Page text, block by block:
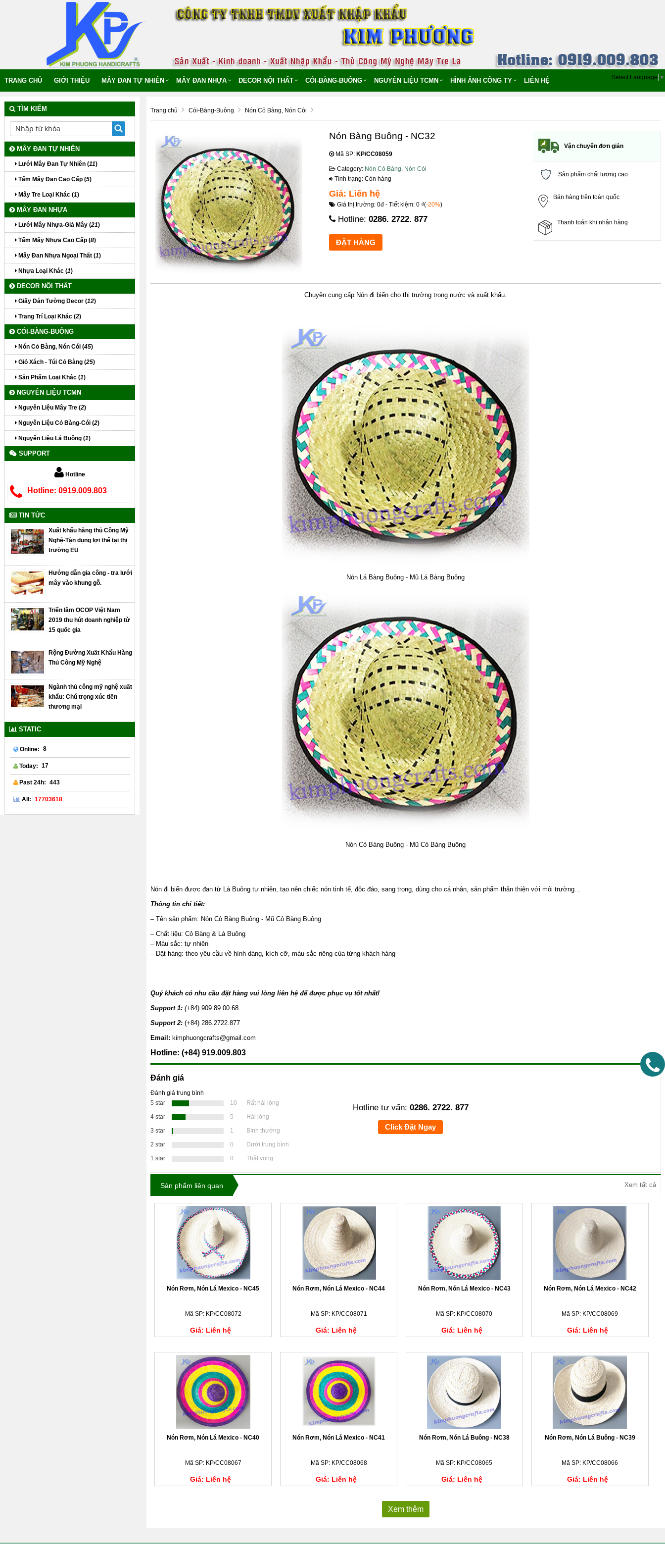
TRANG CHỦ GIỚI THIỆU MÂY ĐAN TỰ NHIÊN MÂY ĐAN NHỰA DECOR NỘI THẤT CÓI-BÀNG-BUÔNG NGUYÊN LIỆU TCMN HÌNH ẢNH CÔNG TY LIÊN HỆ Select Language ▼
Trang chủ Cói-Bàng-Buông Nón Cỏ Bàng, Nón Cói
Nón Bàng Buông - NC32
Mã SP: KP/CC08059
Category: Nón Cỏ Bàng, Nón Cói
Tình trạng: Còn hàng
Giá: Liên hệ
Giá thị trường: 0đ - Tiết kiệm: 0 ₫(-20%)
Hotline: 0286. 2722. 877
Vận chuyển đơn giản
Sản phẩm chất lượng cao
Bán hàng trên toàn quốc
Thanh toán khi nhận hàng
Chuyên cung cấp Nón đi biển cho thị trường trong nước và xuất khẩu.
Nón Lá Bàng Buông - Mũ Lá Bàng Buông
Nón Cỏ Bàng Buông - Mũ Cỏ Bàng Buông
Nón đi biển được đan từ Lá Buông tự nhiên, tạo nên chiếc nón tinh tế, độc đáo, sang trọng, dùng cho cá nhân, sản phẩm thân thiện với môi trường...
Thông tin chi tiết:
– Tên sản phẩm: Nón Cỏ Bàng Buông - Mũ Cỏ Bàng Buông
– Chất liệu: Cỏ Bàng & Lá Buông
– Màu sắc: tự nhiên
– Đặt hàng: theo yêu cầu về hình dáng, kích cỡ, màu sắc riêng của từng khách hàng
Quý khách có nhu cầu đặt hàng vui lòng liên hệ để được phục vụ tốt nhất!
Support 1: (+84) 909.89.00.68
Support 2: (+84) 286.2722.877
Email: kimphuongcrafts@gmail.com
Hotline: (+84) 919.009.803
Đánh giá
Đánh giá trung bình
5 star
10
Rất hài lòng
4 star
5
Hài lòng
3 star
1
Bình thường
2 star
0
Dưới trung bình
1 star
0 Thất vọng
Hotline tư vấn: 0286. 2722. 877
Click Đặt Ngay
Sản phẩm liên quan Xem tất cả
Nón Rơm, Nón Lá Mexico - NC45
Mã SP: KP/CC08072
Giá: Liên hệ
Nón Rơm, Nón Lá Mexico - NC44
Mã SP: KP/CC08071
Giá: Liên hệ
Nón Rơm, Nón Lá Mexico - NC43
Mã SP: KP/CC08070
Giá: Liên hệ
Nón Rơm, Nón Lá Mexico - NC42
Mã SP: KP/CC08069
Giá: Liên hệ
Nón Rơm, Nón Lá Mexico - NC40
Mã SP: KP/CC08067
Giá: Liên hệ
Nón Rơm, Nón Lá Mexico - NC41
Mã SP: KP/CC08068
Giá: Liên hệ
Nón Rơm, Nón Lá Buông - NC38
Mã SP: KP/CC08065
Giá: Liên hệ
Nón Rơm, Nón Lá Buông - NC39
Mã SP: KP/CC08066
Giá: Liên hệ
Xem thêm
TÌM KIẾM
MÂY ĐAN TỰ NHIÊN
Lưới Mây Đan Tự Nhiên (11)
Tấm Mây Đan Cao Cấp (5)
Mây Tre Loại Khác (1)
MÂY ĐAN NHỰA
Lưới Mây Nhựa-Giả Mây (21)
Tấm Mây Nhựa Cao Cấp (8)
Mây Đan Nhựa Ngoại Thất (1)
Nhựa Loại Khác (1)
DECOR NỘI THẤT
Giấy Dán Tường Decor (12)
Trang Trí Loại Khác (2)
CÓI-BÀNG-BUÔNG
Nón Cỏ Bàng, Nón Cói (45)
Giỏ Xách - Túi Cỏ Bàng (25)
Sản Phẩm Loại Khác (1)
NGUYÊN LIỆU TCMN
Nguyên Liệu Mây Tre (2)
Nguyên Liệu Cỏ Bàng-Cói (2)
Nguyên Liệu Lá Buông (1)
SUPPORT
Hotline
Hotline: 0919.009.803
TIN TỨC
Xuất khẩu hàng thủ Công Mỹ
Nghệ-Tận dụng lợi thế tại thị
trường EU
Hướng dẫn gia công - tra lưới
mây vào khung gỗ.
Triển lãm OCOP Việt Nam
2019 thu hút doanh nghiệp từ
15 quốc gia
Rộng Đường Xuất Khẩu Hàng
Thủ Công Mỹ Nghệ
Ngành thủ công mỹ nghệ xuất
khẩu: Chú trọng xúc tiến
thương mại
STATIC
Online: 8
Today: 17
Past 24h: 443
All: 17703618